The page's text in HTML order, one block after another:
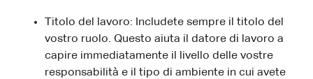
Titolo del lavoro: Includete sempre il titolo del
vostro ruolo. Questo aiuta il datore di lavoro a
capire immediatamente il livello delle vostre
responsabilità e il tipo di ambiente in cui avete